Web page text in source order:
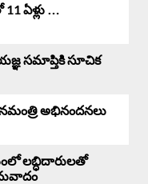
ఏళ్లు …
సమాప్తికి సూచిక
అభినందనలు
లబ్ధిదారులతో